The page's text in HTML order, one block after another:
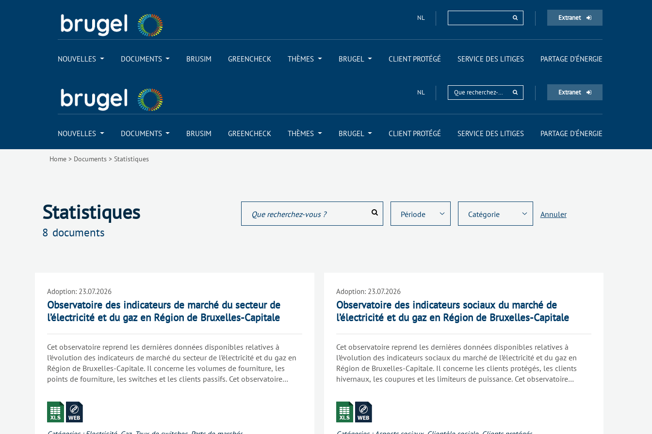
NL Extranet
NOUVELLES DOCUMENTS BRUSIM GREENCHECK THÈMES BRUGEL CLIENT PROTÉGÉ SERVICE DES LITIGES PARTAGE D'ÉNERGIE